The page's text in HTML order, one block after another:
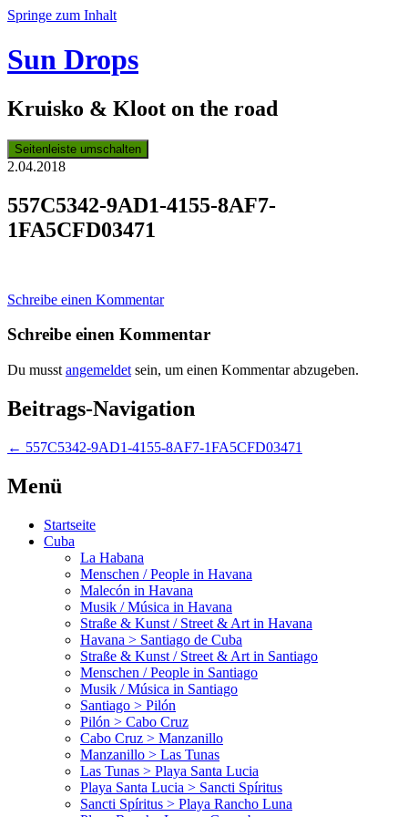
Springe zum Inhalt
Sun Drops
Kruisko & Kloot on the road
Seitenleiste umschalten
2.04.2018
557C5342-9AD1-4155-8AF7-
1FA5CFD03471
Schreibe einen Kommentar
Schreibe einen Kommentar
Du musst angemeldet sein, um einen Kommentar abzugeben.
Beitrags-Navigation
← 557C5342-9AD1-4155-8AF7-1FA5CFD03471
Menü
Startseite
Cuba
La Habana
Menschen / People in Havana
Malecón in Havana
Musik / Música in Havana
Straße & Kunst / Street & Art in Havana
Havana > Santiago de Cuba
Straße & Kunst / Street & Art in Santiago
Menschen / People in Santiago
Musik / Música in Santiago
Santiago > Pilón
Pilón > Cabo Cruz
Cabo Cruz > Manzanillo
Manzanillo > Las Tunas
Las Tunas > Playa Santa Lucia
Playa Santa Lucia > Sancti Spíritus
Sancti Spíritus > Playa Rancho Luna